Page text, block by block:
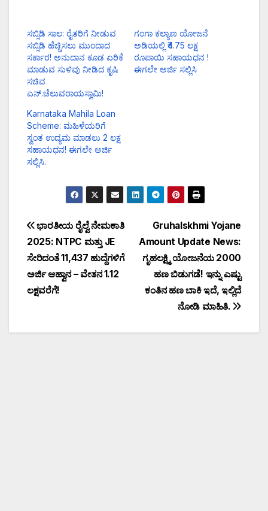
ಸಬ್ಸಿಡಿ ಸಾಲ: ರೈತರಿಗೆ ನೀಡುವ
ಸಬ್ಸಿಡಿ ಹೆಚ್ಚಿಸಲು ಮುಂದಾದ
ಸರ್ಕಾರ! ಅನುದಾನ ಕೂಡ ಏರಿಕೆ
ಮಾಡುವ ಸುಳಿವು ನೀಡಿದ ಕೃಷಿ
ಸಚಿವ
ಎನ್.ಚೆಲುವರಾಯಸ್ವಾಮಿ!
ಗಂಗಾ ಕಲ್ಯಾಣ ಯೋಜನೆ
ಅಡಿಯಲ್ಲಿ ₹4.75 ಲಕ್ಷ
ರೂಪಾಯಿ ಸಹಾಯಧನ !
ಈಗಲೇ ಅರ್ಜಿ ಸಲ್ಲಿಸಿ
Karnataka Mahila Loan
Scheme: ಮಹಿಳೆಯರಿಗೆ
ಸ್ವಂತ ಉದ್ಯಮ ಮಾಡಲು 2 ಲಕ್ಷ
ಸಹಾಯಧನ! ಈಗಲೇ ಅರ್ಜಿ
ಸಲ್ಲಿಸಿ.
Gruhalskhmi Yojane
Amount Update News:
ಗೃಹಲಕ್ಷ್ಮಿ ಯೋಜನೆಯ 2000
ಹಣ ಬಿಡುಗಡೆ! ಇನ್ನು ಎಷ್ಟು
ಕಂತಿನ ಹಣ ಬಾಕಿ ಇದೆ, ಇಲ್ಲಿದೆ
ನೋಡಿ ಮಾಹಿತಿ.
ಭಾರತೀಯ ರೈಲ್ವೆ ನೇಮಕಾತಿ
2025: NTPC ಮತ್ತು JE
ಸೇರಿದಂತೆ 11,437 ಹುದ್ದೆಗಳಿಗೆ
ಅರ್ಜಿ ಆಹ್ವಾನ – ವೇತನ ₹1.12
ಲಕ್ಷವರೆಗೆ!